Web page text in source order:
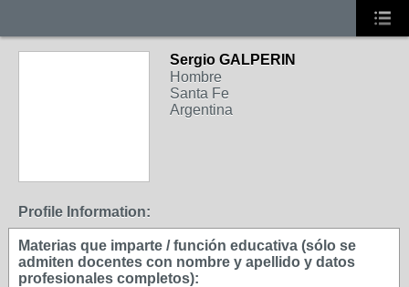
Sergio GALPERIN
Hombre
Santa Fe
Argentina
Profile Information:
Materias que imparte / función educativa (sólo se
admiten docentes con nombre y apellido y datos
profesionales completos):